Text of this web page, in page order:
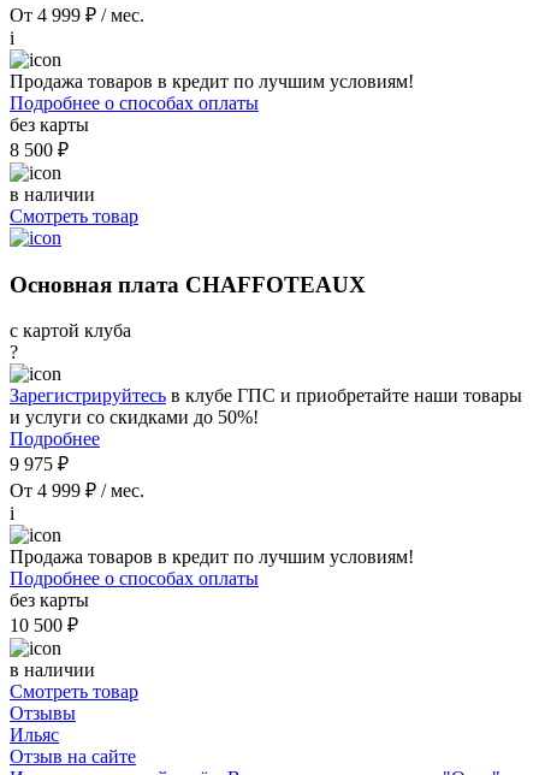
От 4 999 ₽ / мес.
i
Продажа товаров в кредит по лучшим условиям!
Подробнее о способах оплаты
без карты
8 500 ₽
в наличии
Смотреть товар
Основная плата CHAFFOTEAUX
с картой клуба
?
Зарегистрируйтесь в клубе ГПС и приобретайте наши товары
и услуги со скидками до 50%!
Подробнее
9 975 ₽
От 4 999 ₽ / мес.
i
Продажа товаров в кредит по лучшим условиям!
Подробнее о способах оплаты
без карты
10 500 ₽
в наличии
Смотреть товар
Отзывы
Ильяс
Отзыв на сайте